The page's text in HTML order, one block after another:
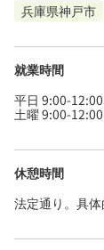
兵庫県神戸市
就業時間
平日 9:00-
土曜 9:00-12:00
休憩時間
法定通り。具体